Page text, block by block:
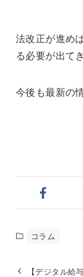
法改正が進め
る必要が出て
今後も最新の
コラム
【デジタル給